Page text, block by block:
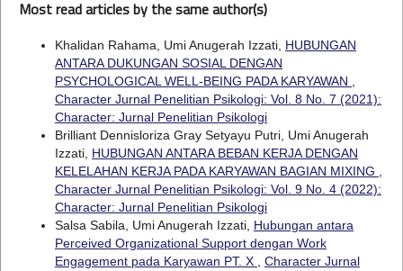
Most read articles by the same author(s)
Khalidan Rahama, Umi Anugerah Izzati, HUBUNGAN
ANTARA DUKUNGAN SOSIAL DENGAN
PSYCHOLOGICAL WELL-BEING PADA KARYAWAN ,
Character Jurnal Penelitian Psikologi: Vol. 8 No. 7 (2021):
Character: Jurnal Penelitian Psikologi
Brilliant Dennisloriza Gray Setyayu Putri, Umi Anugerah
Izzati, HUBUNGAN ANTARA BEBAN KERJA DENGAN
KELELAHAN KERJA PADA KARYAWAN BAGIAN MIXING ,
Character Jurnal Penelitian Psikologi: Vol. 9 No. 4 (2022):
Character: Jurnal Penelitian Psikologi
Salsa Sabila, Umi Anugerah Izzati, Hubungan antara
Perceived Organizational Support dengan Work
Engagement pada Karyawan PT. X , Character Jurnal